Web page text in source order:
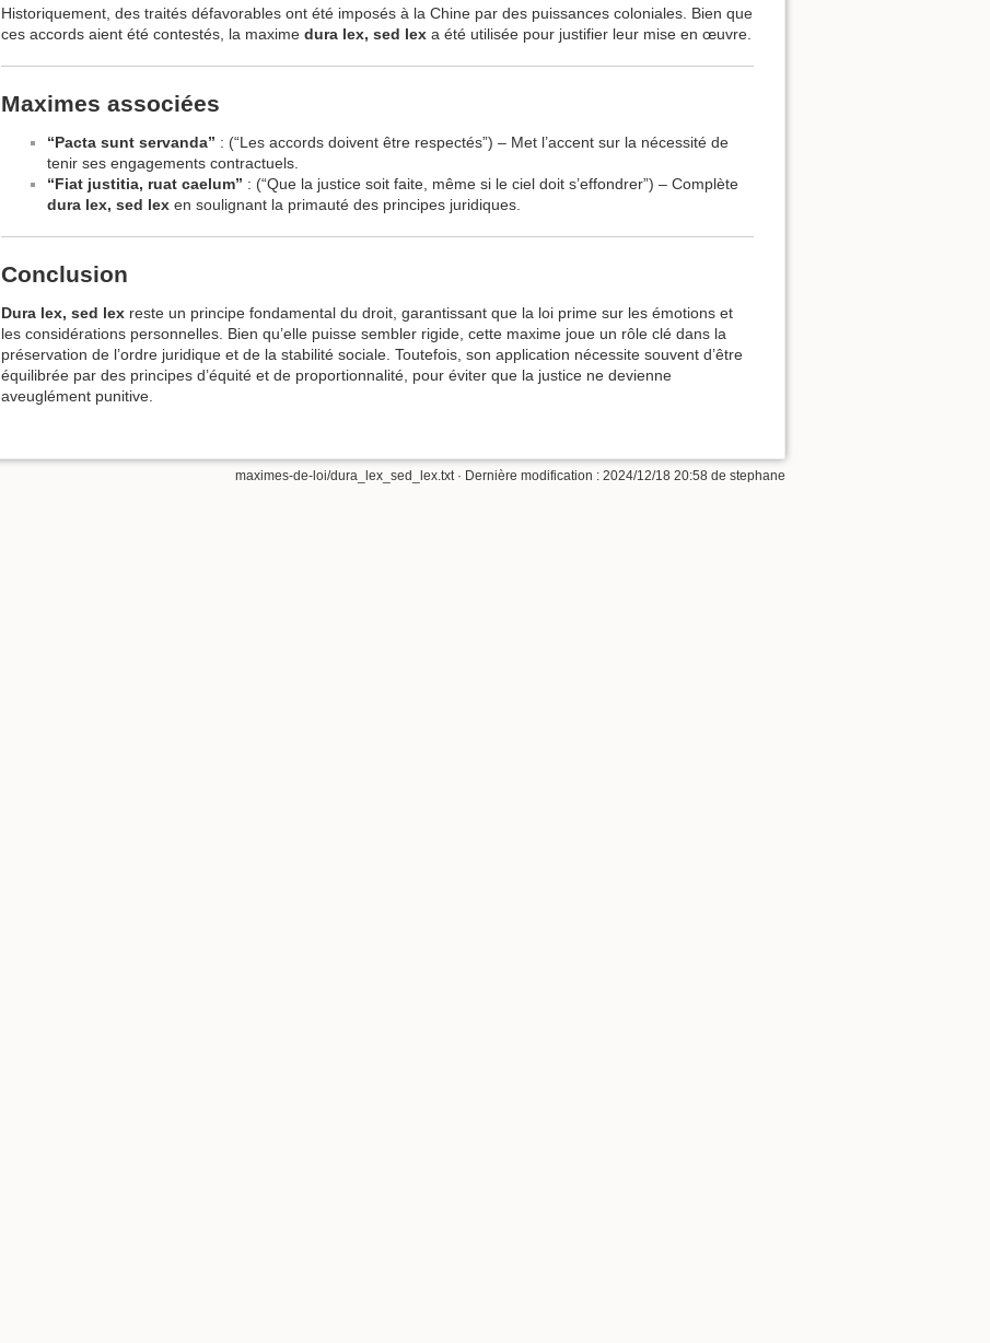
Historiquement, des traités défavorables ont été imposés à la Chine par des puissances coloniales. Bien que
ces accords aient été contestés, la maxime dura lex, sed lex a été utilisée pour justifier leur mise en œuvre.
Maximes associées
“Pacta sunt servanda” : (“Les accords doivent être respectés”) – Met l’accent sur la nécessité de
tenir ses engagements contractuels.
“Fiat justitia, ruat caelum” : (“Que la justice soit faite, même si le ciel doit s’effondrer”) – Complète
dura lex, sed lex en soulignant la primauté des principes juridiques.
Conclusion
Dura lex, sed lex reste un principe fondamental du droit, garantissant que la loi prime sur les émotions et
les considérations personnelles. Bien qu’elle puisse sembler rigide, cette maxime joue un rôle clé dans la
préservation de l’ordre juridique et de la stabilité sociale. Toutefois, son application nécessite souvent d’être
équilibrée par des principes d’équité et de proportionnalité, pour éviter que la justice ne devienne
aveuglément punitive.
maximes-de-loi/dura_lex_sed_lex.txt· Dernière modification : 2024/12/18 20:58 de stephane